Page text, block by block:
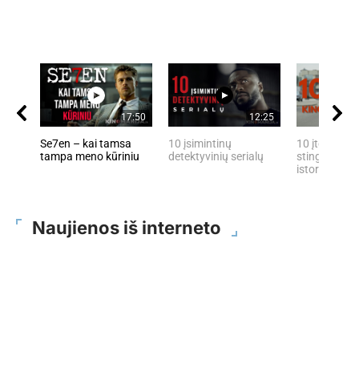
17:50
Se7en – kai tamsa
tampa meno kūriniu
12:25
10 įsimintinų
detektyvinių serialų
10 įtemptų,
stingdančių
istorijų
Naujienos iš interneto